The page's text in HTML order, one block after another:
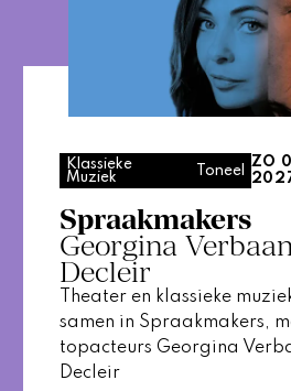
Klassieke
Muziek
Toneel
ZO
Spraakmakers
Georgina
Decleir
Theater en klassieke
samen in Spraakmakers,
topacteurs Georgina
Decleir